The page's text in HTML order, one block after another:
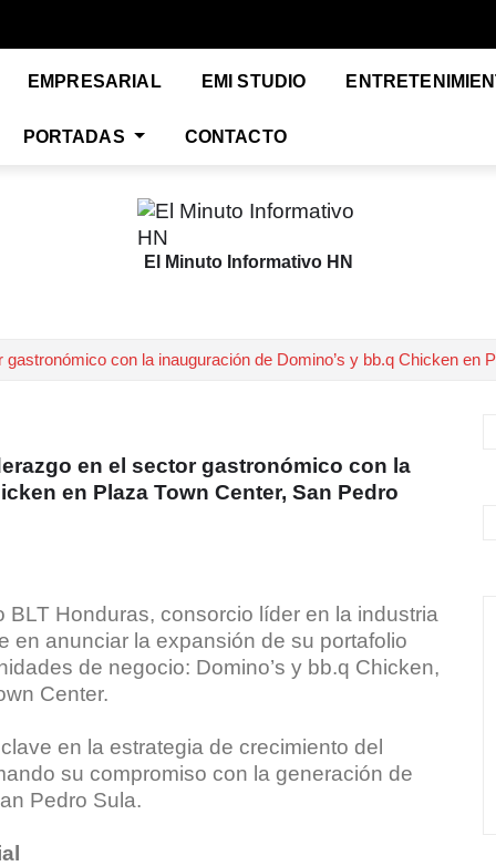
EMPRESARIAL EMI STUDIO
PORTADAS CONTACTO
El Minuto Informativo HN
con la inauguración de Domino’s y bb.q Chicken en
en el sector gastronómico con la
en Plaza Town Center, San Pedro
BLT Honduras, consorcio líder en la industria
en anunciar la expansión de su portafolio
de negocio: Domino’s y bb.q Chicken,
Center.
en la estrategia de crecimiento del
su compromiso con la generación de
Pedro Sula.